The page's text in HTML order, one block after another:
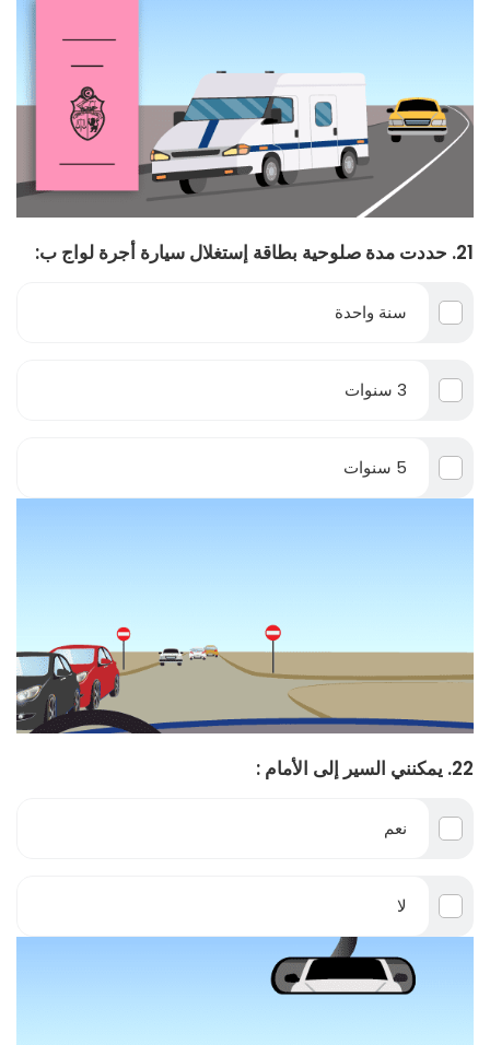
21. حددت مدة صلوحية بطاقة إستغلال سيارة أجرة لواج ب:
سنة واحدة
3 سنوات
5 سنوات
22. يمكنني السير إلى الأمام :
نعم
لا